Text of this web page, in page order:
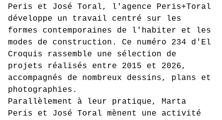
Peris et José Toral, l'agence Peris+Toral
développe un travail centré sur les
formes contemporaines de l'habiter et les
modes de construction. Ce numéro 234 d'El
Croquis rassemble une sélection de
projets réalisés entre 2015 et 2026,
accompagnés de nombreux dessins, plans et
photographies.
Parallèlement à leur pratique, Marta
Peris et José Toral mènent une activité